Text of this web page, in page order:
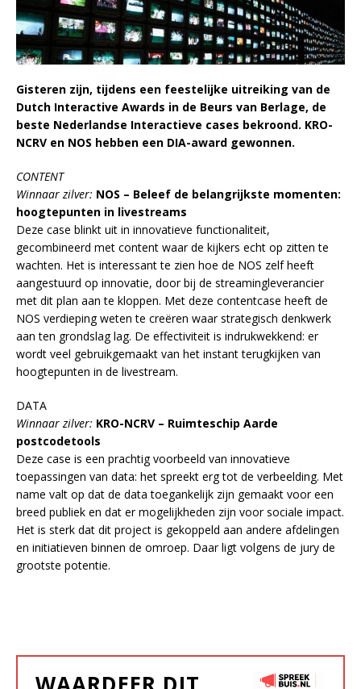
Gisteren zijn, tijdens een feestelijke uitreiking van de
Dutch Interactive Awards in de Beurs van Berlage, de
beste Nederlandse Interactieve cases bekroond. KRO-
NCRV en NOS hebben een DIA-award gewonnen.
CONTENT
Winnaar zilver: NOS – Beleef de belangrijkste momenten:
hoogtepunten in livestreams
Deze case blinkt uit in innovatieve functionaliteit,
gecombineerd met content waar de kijkers echt op zitten te
wachten. Het is interessant te zien hoe de NOS zelf heeft
aangestuurd op innovatie, door bij de streamingleverancier
met dit plan aan te kloppen. Met deze contentcase heeft de
NOS verdieping weten te creëren waar strategisch denkwerk
aan ten grondslag lag. De effectiviteit is indrukwekkend: er
wordt veel gebruikgemaakt van het instant terugkijken van
hoogtepunten in de livestream.
DATA
Winnaar zilver: KRO-NCRV – Ruimteschip Aarde
postcodetools
Deze case is een prachtig voorbeeld van innovatieve
toepassingen van data: het spreekt erg tot de verbeelding. Met
name valt op dat de data toegankelijk zijn gemaakt voor een
breed publiek en dat er mogelijkheden zijn voor sociale impact.
Het is sterk dat dit project is gekoppeld aan andere afdelingen
en initiatieven binnen de omroep. Daar ligt volgens de jury de
grootste potentie.